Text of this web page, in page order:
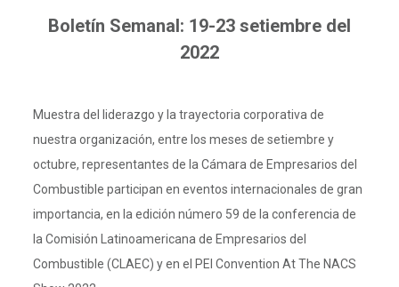
Boletín Semanal: 19-23setiembre del
2022
Muestra del liderazgo y la trayectoria corporativa de
nuestra organización, entre los meses de setiembre y
octubre, representantes de la Cámara de Empresarios del
Combustible participan en eventos internacionales de gran
importancia, en la edición número 59 de la conferencia de
la Comisión Latinoamericana de Empresarios del
Combustible (CLAEC) y en el PEI Convention At The NACS